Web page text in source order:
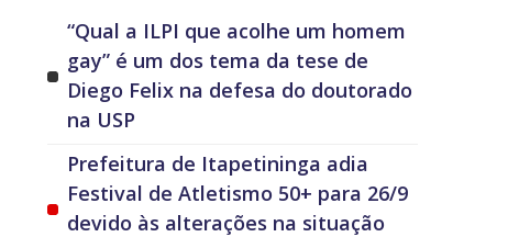
“Qual a ILPI que acolhe um homem
gay” é um dos tema da tese de
Diego Felix na defesa do doutorado
na USP
Prefeitura de Itapetininga adia
Festival de Atletismo 50+ para 26/9
devido às alterações na situação